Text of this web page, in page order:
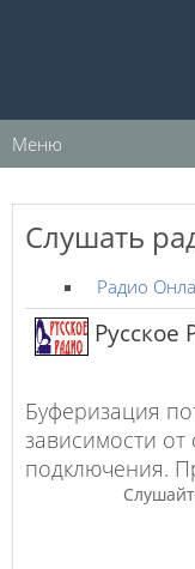
Меню
Слушать
Радио
Русское
Буферизация
зависимости
подключения.